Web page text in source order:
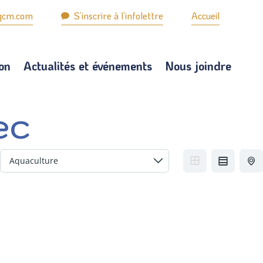
 S’inscrire à l’infolettre
Actualités et événements Nous joindre
 S’inscrire à l’infolettre Accueil
Actualités et événements Nous joindre